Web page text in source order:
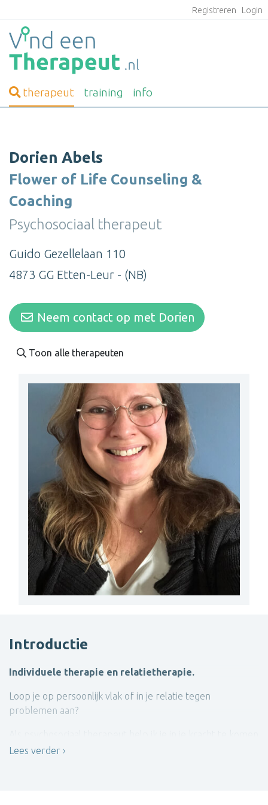
Registreren Login
therapeut training info
Dorien Abels
Flower of Life Counseling &
Coaching
Psychosociaal therapeut
Guido Gezellelaan 110
4873 GG Etten-Leur - (NB)
Neem contact op met Dorien
Toon alle therapeuten
Introductie
Individuele therapie en relatietherapie.
Loop je op persoonlijk vlak of in je relatie tegen
problemen aan?
van waaruit probleemhantering en meer kwaliteit en
Lees verder